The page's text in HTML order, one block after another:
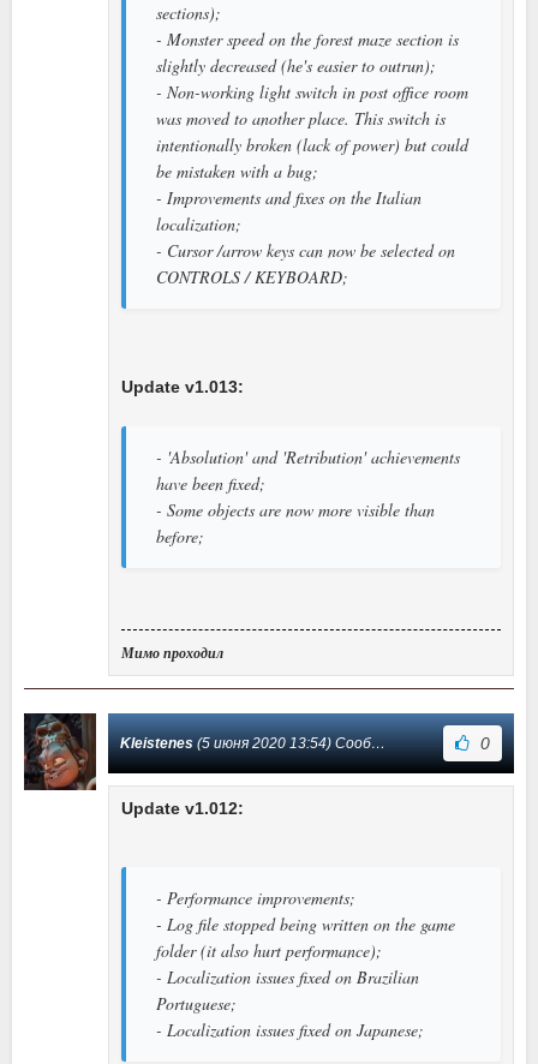
sections);
- Monster speed on the forest maze section is
slightly decreased (he's easier to outrun);
- Non-working light switch in post office room
was moved to another place. This switch is
intentionally broken (lack of power) but could
be mistaken with a bug;
- Improvements and fixes on the Italian
localization;
- Cursor /arrow keys can now be selected on
CONTROLS / KEYBOARD;
Update v1.013:
- 'Absolution' and 'Retribution' achievements
have been fixed;
- Some objects are now more visible than
before;
Мимо проходил
Kleistenes(5 июня 2020 13:54) Сообщение #4 0
Update v1.012:
- Performance improvements;
- Log file stopped being written on the game
folder (it also hurt performance);
- Localization issues fixed on Brazilian
Portuguese;
- Localization issues fixed on Japanese;